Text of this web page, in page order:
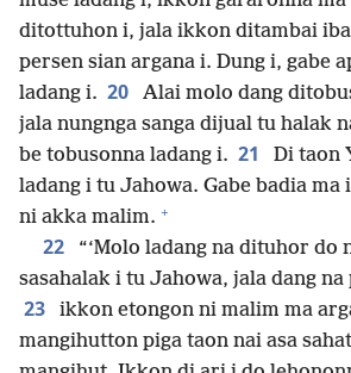
ditottuhon i, jala ikkon ditambai
persen sian argana i. Dung i, gabe
ladang i. 20
Alai molo dang
jala nungnga sanga dijual tu halak
be tobusonna ladang i. 21
Di taon
ladang i tu Jahowa. Gabe badia ma
ni akka malim. +
22
“‘Molo ladang na dituhor do
sasahalak i tu Jahowa, jala dang
23
ikkon etongon ni malim ma
mangihutton piga taon nai asa